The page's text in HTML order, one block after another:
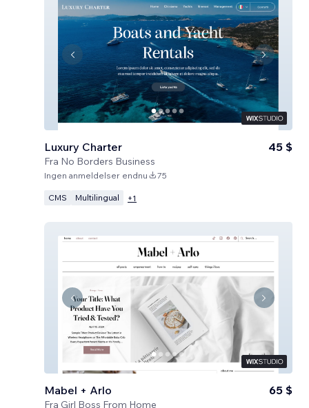
Luxury Charter
Fra No Borders Business
45 $
Ingen anmeldelser endnu 75
CMS Multilingual +1
Mabel + Arlo
Fra Girl Boss From Home
65 $